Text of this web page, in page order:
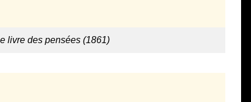
livre des pensées (1861)